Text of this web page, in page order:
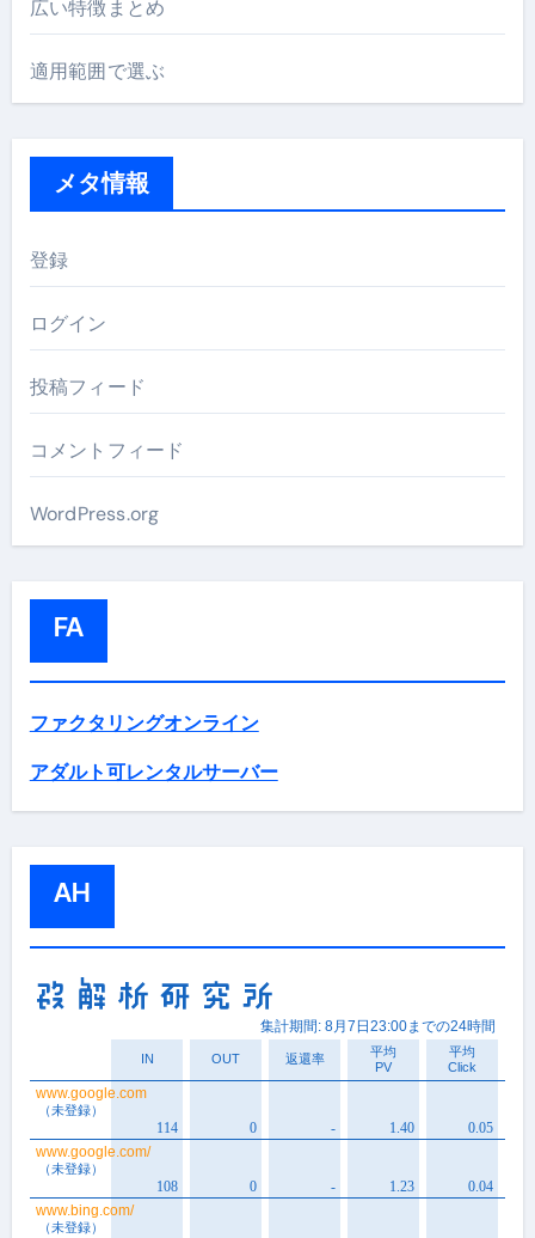
広い特徴まとめ
適用範囲で選ぶ
メタ情報
登録
ログイン
投稿フィード
コメントフィード
WordPress.org
FA
ファクタリングオンライン
アダルト可レンタルサーバー
AH